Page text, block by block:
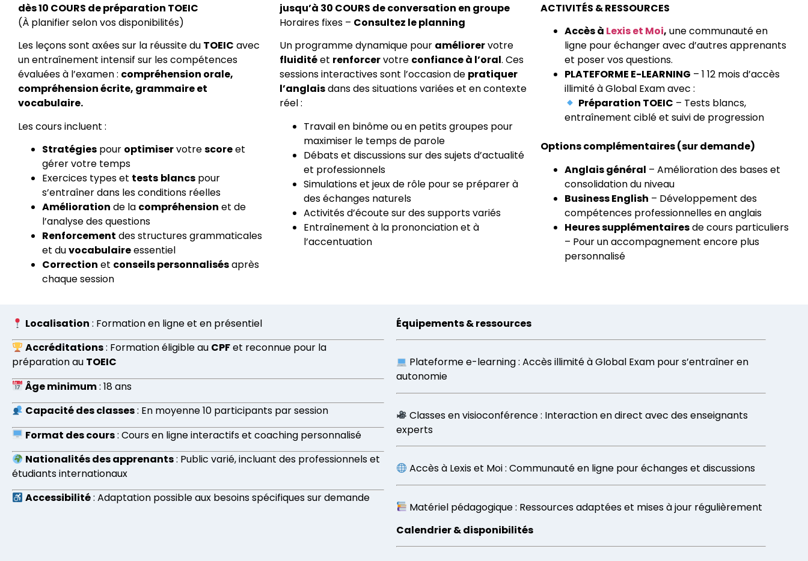
dès 10 COURS de préparation TOEIC
(À planifier selon vos disponibilités)
Les leçons sont axées sur la réussite du TOEIC avec
un entraînement intensif sur les compétences
évaluées à l’examen : compréhension orale,
compréhension écrite, grammaire et
vocabulaire.
Les cours incluent :
Stratégies pour optimiservotrescoreet
gérer votre temps
Exercices types et tests blancs pour
s’entraîner dans les conditions réelles
Amélioration de la compréhension et de
l’analyse des questions
Renforcement des structures grammaticales
et duvocabulaireessentiel
Correction et conseils personnalisésaprès
chaque session
jusqu’à 30 COURS de conversation en groupe
Horaires fixes – Consultez le planning
Un programme dynamique pour améliorervotre
fluiditéet renforcervotre confiance à l’oral. Ces
sessions interactives sont l’occasion de pratiquer
l’anglaisdans des situations variées et en contexte
réel :
Travail en binôme ou en petits groupes pour
maximiser le temps de parole
Débats et discussions sur des sujets d’actualité
et professionnels
Simulations et jeux de rôle pour se préparer à
des échanges naturels
Activités d’écoute sur des supports variés
Entraînement à la prononciation et à
l’accentuation
ACTIVITÉS & RESSOURCES
Accès à Lexis et Moi, une communauté en
ligne pour échanger avec d’autres apprenants
et poser vos questions.
PLATEFORME E-LEARNING – 1 12 mois d’accès
illimité à Global Exam avec :
Préparation TOEIC – Tests blancs,
entraînement ciblé et suivi de progression
Options complémentaires (sur demande)
Anglais général – Amélioration des bases et
consolidation du niveau
Business English – Développement des
compétences professionnelles en anglais
Heures supplémentairesde cours particuliers
– Pour un accompagnement encore plus
personnalisé
Localisation : Formation en ligne et en présentiel
Accréditations: Formation éligible au CPFet reconnue pour la
préparation au TOEIC
Âge minimum: 18 ans
Capacité des classes: En moyenne 10 participants par session
Format des cours: Cours en ligne interactifs et coaching personnalisé
Nationalités des apprenants: Public varié, incluant des professionnels et
étudiants internationaux
Accessibilité: Adaptation possible aux besoins spécifiques sur demande
Équipements & ressources
Plateforme e-learning : Accès illimité à Global Exam pour s’entraîner en
autonomie
Classes en visioconférence : Interaction en direct avec des enseignants
experts
Accès à Lexis et Moi : Communauté en ligne pour échanges et discussions
Matériel pédagogique : Ressources adaptées et mises à jour régulièrement
Calendrier & disponibilités